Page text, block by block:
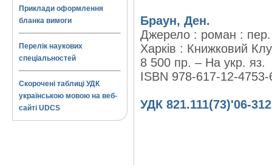
Приклади оформлення
бланка вимоги
Перелік наукових
спеціальностей
Скорочені таблиці УДК
українською мовою на веб-
сайті UDCS
Браун, Ден.
Джерело : роман :
Харків : Книжковий
8 500 пр. – На укр. яз.
ISBN 978-617-12-4753-
УДК 821.111(73)'06-